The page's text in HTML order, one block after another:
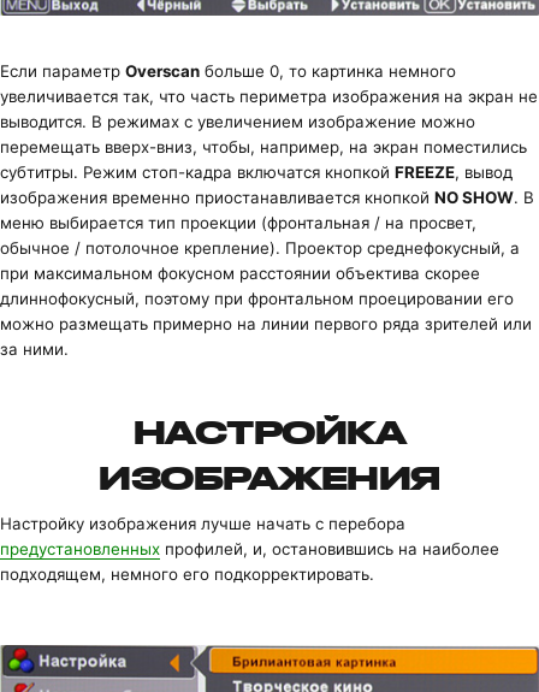
Если параметр Overscan больше 0, то картинка немного
увеличивается так, что часть периметра изображения на экран не
выводится. В режимах с увеличением изображение можно
перемещать вверх-вниз, чтобы, например, на экран поместились
субтитры. Режим стоп-кадра включатся кнопкой FREEZE, вывод
изображения временно приостанавливается кнопкой NO SHOW. В
меню выбирается тип проекции (фронтальная / на просвет,
обычное / потолочное крепление). Проектор среднефокусный, а
при максимальном фокусном расстоянии объектива скорее
длиннофокусный, поэтому при фронтальном проецировании его
можно размещать примерно на линии первого ряда зрителей или
за ними.
НАСТРОЙКА
ИЗОБРАЖЕНИЯ
Настройку изображения лучше начать с перебора
предустановленных профилей, и, остановившись на наиболее
подходящем, немного его подкорректировать.